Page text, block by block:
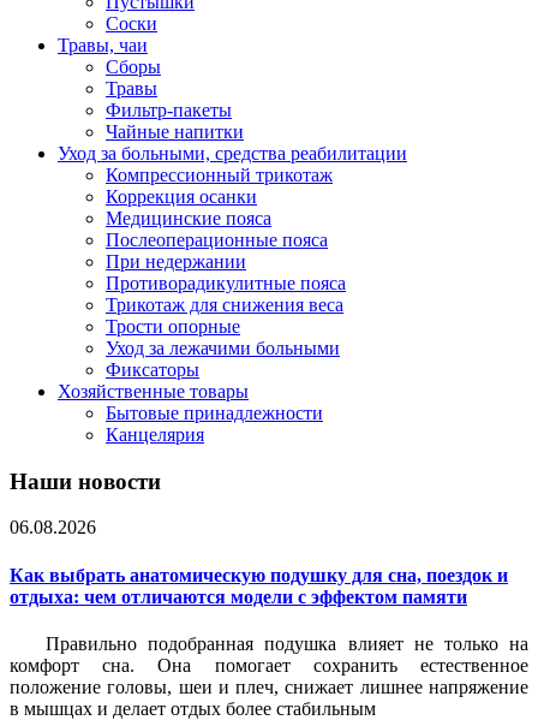
Соски
Травы, чаи
Сборы
Травы
Фильтр-пакеты
Чайные напитки
Уход за больными, средства реабилитации
Компрессионный трикотаж
Коррекция осанки
Медицинские пояса
Послеоперационные пояса
При недержании
Противорадикулитные пояса
Трикотаж для снижения веса
Трости опорные
Уход за лежачими больными
Фиксаторы
Хозяйственные товары
Бытовые принадлежности
Канцелярия
Наши новости
06.08.2026
Как выбрать анатомическую подушку для сна, поездок и
отдыха: чем отличаются модели с эффектом памяти
Правильно подобранная подушка влияет не только на
комфорт сна. Она помогает сохранить естественное
положение головы, шеи и плеч, снижает лишнее напряжение
в мышцах и делает отдых более стабильным